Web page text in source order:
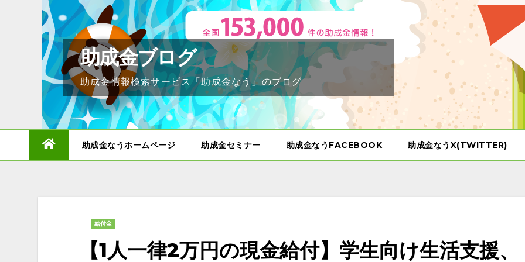
助成金ブログ
助成金情報検索サービス「助成金なう」のブログ
助成金なうホームページ 助成金セミナー 助成金なうFACEBOOK 助成金なうX(TWITTER)
給付金
【1人一律2万円の現金給付】学生向け生活支援、